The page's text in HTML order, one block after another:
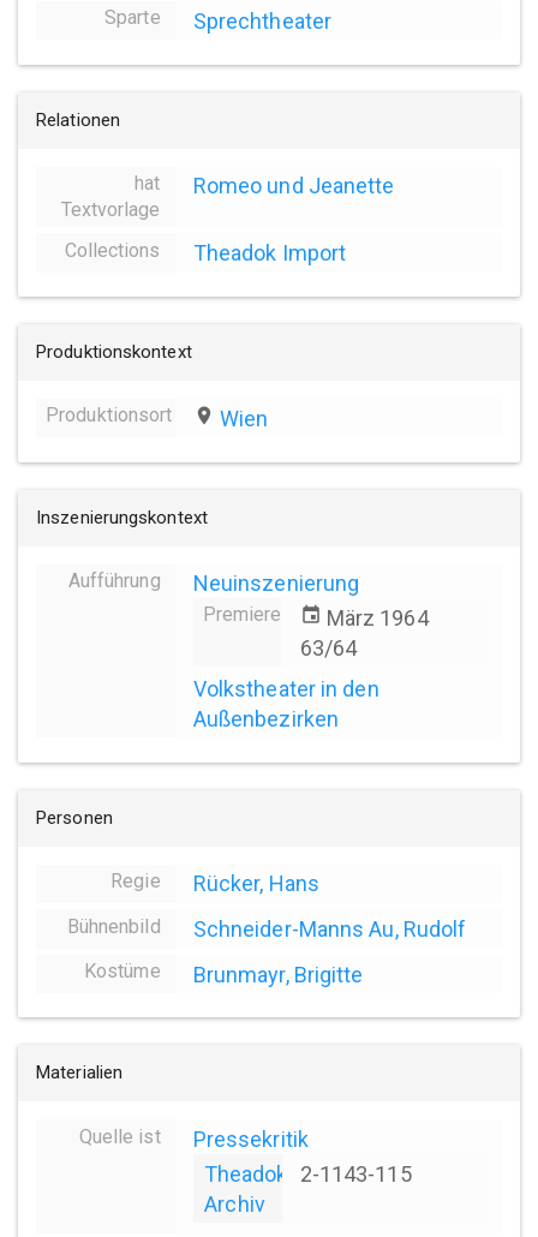
Sparte Sprechtheater
Relationen
hat
Textvorlage
Romeo und Jeanette
Collections Theadok Import
Produktionskontext
Produktionsort place Wien
Inszenierungskontext
Aufführung Neuinszenierung
Premiere event März 1964
63/64
Volkstheater in den
Außenbezirken
Personen
Regie Rücker, Hans
Bühnenbild Schneider-Manns Au, Rudolf
Kostüme Brunmayr, Brigitte
Materialien
Quelle ist
Pressekritik
Theadok
Archiv
2-1143-115